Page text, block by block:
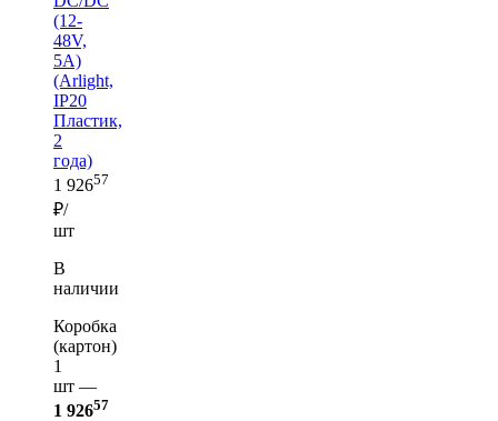
(12-
48V,
5A)
(Arlight,
IP20
Пластик,
2
года)
1 92657
₽/
шт
В
наличии
Коробка
(картон)
1
шт —
1 92657